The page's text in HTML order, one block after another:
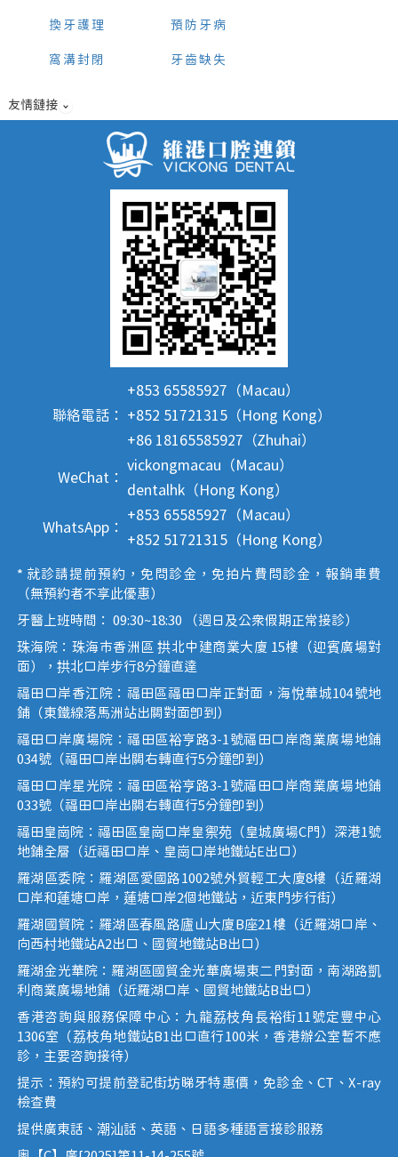
換牙護理
窩溝封閉
預防牙病
牙齒缺失
友情鏈接
聯絡電話：
+853 65585927（Macau）
+852 51721315（Hong Kong）
+86 18165585927（Zhuhai）
WeChat：
vickongmacau（Macau）
dentalhk（Hong Kong）
WhatsApp：
+853 65585927（Macau）
+852 51721315（Hong Kong）
* 就診請提前預約，免問診金，免拍片費問診金，報銷車費
（無預約者不享此優惠）
牙醫上班時間： 09:30~18:30 （週日及公眾假期正常接診）
珠海院：珠海市香洲區 拱北中建商業大廈 15樓（迎賓廣場對
面），拱北口岸步行8分鐘直達
福田口岸香江院：福田區福田口岸正對面，海悅華城104號地
鋪（東鐵線落馬洲站出關對面即到）
福田口岸廣場院：福田區裕亨路3-1號福田口岸商業廣場地鋪
034號（福田口岸出關右轉直行5分鐘即到）
福田口岸星光院：福田區裕亨路3-1號福田口岸商業廣場地鋪
033號（福田口岸出關右轉直行5分鐘即到）
福田皇崗院：福田區皇崗口岸皇禦苑（皇城廣場C門）深港1號
地鋪全層（近福田口岸、皇崗口岸地鐵站E出口）
羅湖區委院：羅湖區愛國路1002號外貿輕工大廈8樓（近羅湖
口岸和蓮塘口岸，蓮塘口岸2個地鐵站，近東門步行街）
羅湖國貿院：羅湖區春風路廬山大廈B座21樓（近羅湖口岸、
向西村地鐵站A2出口、國貿地鐵站B出口）
羅湖金光華院：羅湖區國貿金光華廣場東二門對面，南湖路凱
利商業廣場地鋪（近羅湖口岸、國貿地鐵站B出口）
香港咨詢與服務保障中心：九龍荔枝角長裕街11號定豐中心
1306室（荔枝角地鐵站B1出口直行100米，香港辦公室暫不應
診，主要咨詢接待）
提示：預約可提前登記街坊睇牙特惠價，免診金、CT、X-ray
檢查費
提供廣東話、潮汕話、英語、日語多種語言接診服務